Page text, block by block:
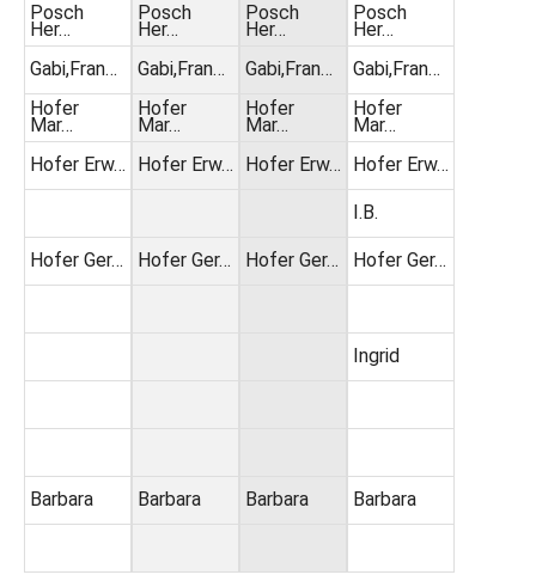
Posch
Her…
Gabi,Fran…
Hofer
Mar…
Hofer Erw…
Hofer Ger…
Barbara
Posch
Her…
Gabi,Fran…
Hofer
Mar…
Hofer Erw…
Hofer Ger…
Barbara
Posch
Her…
Gabi,Fran…
Hofer
Mar…
Hofer Erw…
Hofer Ger…
Barbara
Posch
Her…
Gabi,Fran…
Hofer
Mar…
Hofer Erw…
I.B.
Hofer Ger…
Ingrid
Barbara